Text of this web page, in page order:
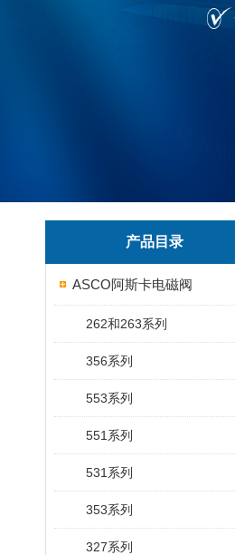
产品目录
ASCO阿斯卡电磁阀
262和263系列
356系列
553系列
551系列
531系列
353系列
327系列